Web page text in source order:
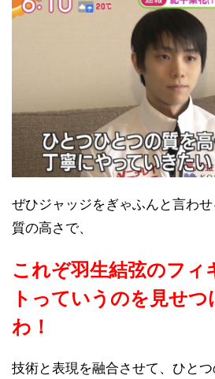
ぜひジャッジをぎゃふんと言わ
質の高さで、
これぞ羽生結弦のフィ
トっていうのを見せ
わ！
技術と表現を融合させて、ひと